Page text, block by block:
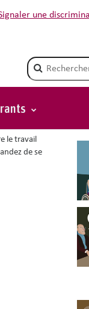
Signaler une
Champ de
Retour
à lui.
le travail
de se